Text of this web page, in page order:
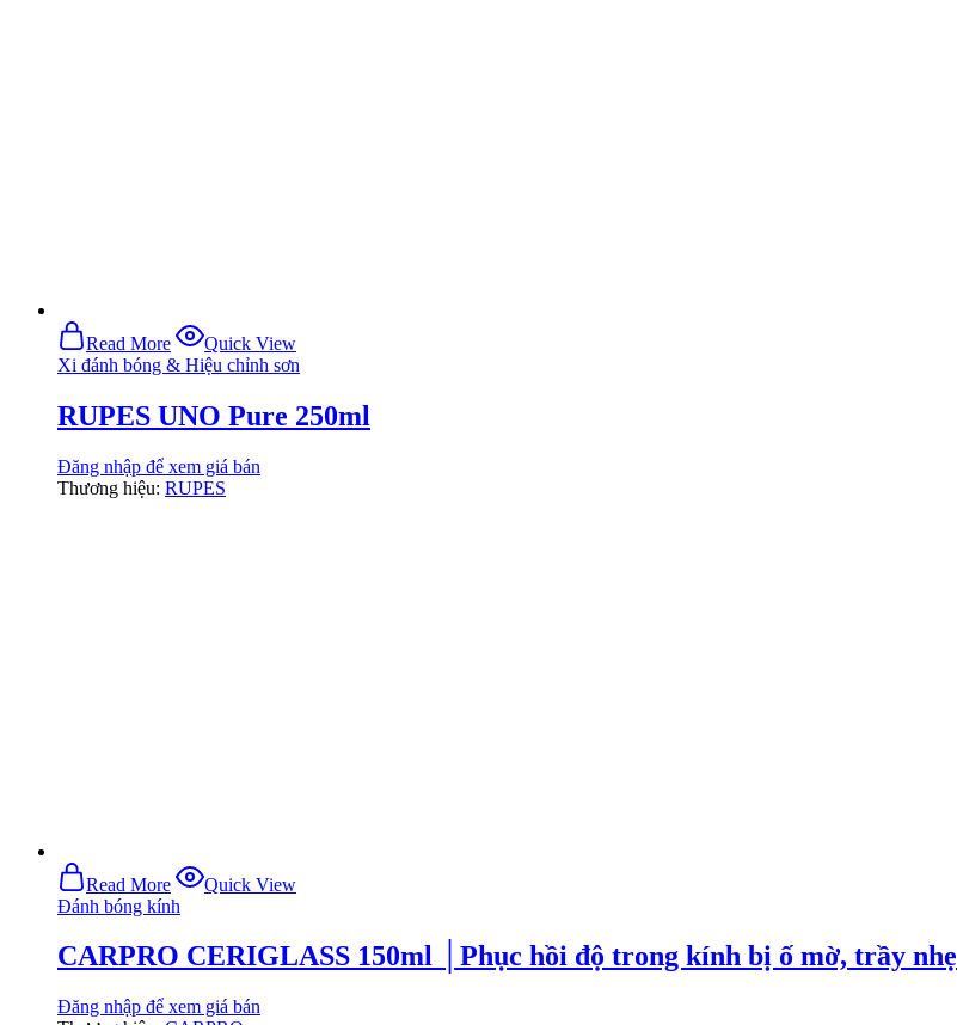
Read More
Quick View
Xi đánh bóng & Hiệu chỉnh sơn
RUPES UNO Pure 250ml
Đăng nhập để xem giá bán
Thương hiệu: RUPES
Read More
Quick View
Đánh bóng kính
CARPRO CERIGLASS 150ml │Phục hồi độ trong kính bị ố mờ, trầy nhẹ
Đăng nhập để xem giá bán